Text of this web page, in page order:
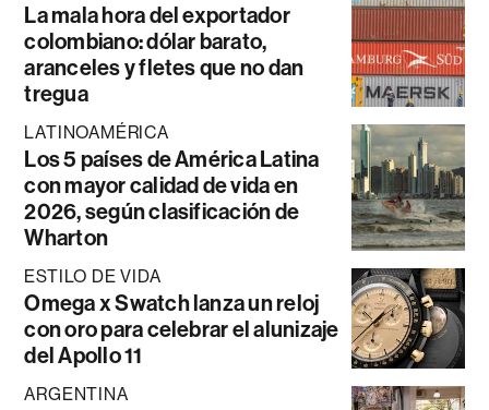
La mala hora del exportador
colombiano: dólar barato,
aranceles y fletes que no dan
tregua
LATINOAMÉRICA
Los 5 países de América Latina
con mayor calidad de vida en
2026, según clasificación de
Wharton
ESTILO DE VIDA
Omega x Swatch lanza un reloj
con oro para celebrar el alunizaje
del Apollo 11
ARGENTINA